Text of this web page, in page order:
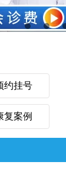
约挂号
复案例